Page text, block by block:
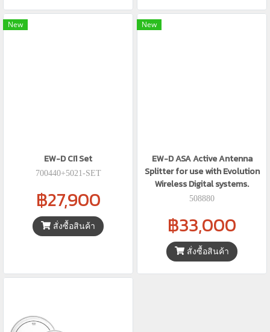
New
EW-D CI1 Set
700440+5021-SET
฿27,900
สั่งซื้อสินค้า
New
EW-D ASA Active Antenna
Splitter for use with Evolution
Wireless Digital systems.
508880
฿33,000
สั่งซื้อสินค้า